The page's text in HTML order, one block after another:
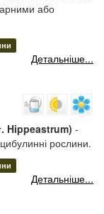
або
Детальніше...
Hippeastrum) -
цибулинні рослини.
Детальніше...